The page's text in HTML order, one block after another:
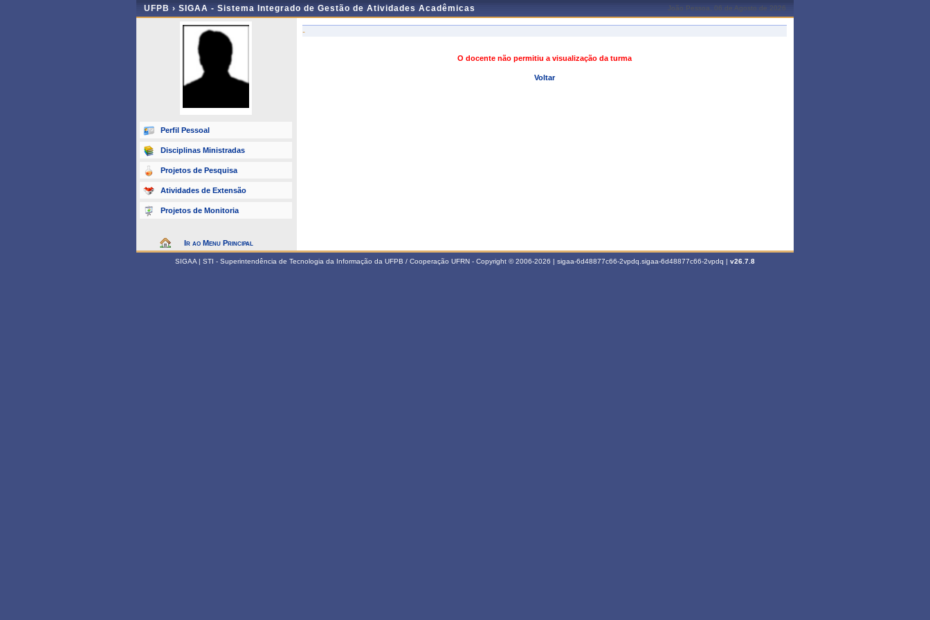
UFPB › SIGAA - Sistema Integrado de Gestão de Atividades Acadêmicas João Pessoa, 06 de Agosto de 2026
Perfil Pessoal
Disciplinas Ministradas
Projetos de Pesquisa
Atividades de Extensão
Projetos de Monitoria
Ir ao Menu Principal
-
O docente não permitiu a visualização da turma
Voltar
SIGAA | STI - Superintendência de Tecnologia da Informação da UFPB / Cooperação UFRN - Copyright © 2006-2026 | sigaa-6d48877c66-2vpdq.sigaa-6d48877c66-2vpdq | v26.7.8